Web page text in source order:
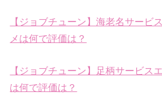
【ジョブチューン】海老名サービ
メは何で評価は？
【ジョブチューン】足柄サービス
は何で評価は？